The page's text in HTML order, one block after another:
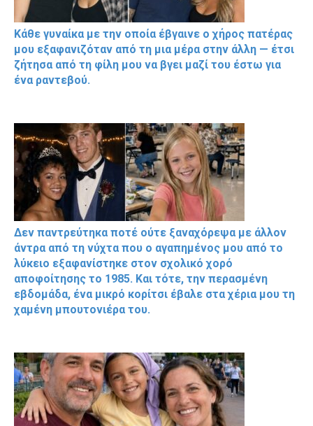
Κάθε γυναίκα με την οποία έβγαινε ο χήρος πατέρας
μου εξαφανιζόταν από τη μια μέρα στην άλλη — έτσι
ζήτησα από τη φίλη μου να βγει μαζί του έστω για
ένα ραντεβού.
Δεν παντρεύτηκα ποτέ ούτε ξαναχόρεψα με άλλον
άντρα από τη νύχτα που ο αγαπημένος μου από το
λύκειο εξαφανίστηκε στον σχολικό χορό
αποφοίτησης το 1985. Και τότε, την περασμένη
εβδομάδα, ένα μικρό κορίτσι έβαλε στα χέρια μου τη
χαμένη μπουτονιέρα του.